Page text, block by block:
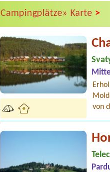
Campingplätze» Karte >
von